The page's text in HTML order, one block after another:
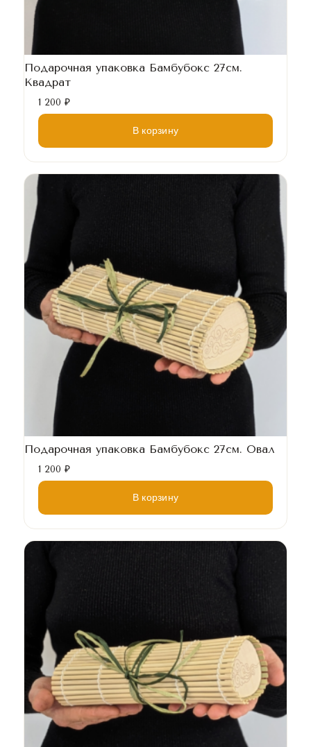
Подарочная упаковка Бамбубокс 27см.
Квадрат
1 200 ₽
В корзину
Подарочная упаковка Бамбубокс 27см. Овал
1 200 ₽
В корзину